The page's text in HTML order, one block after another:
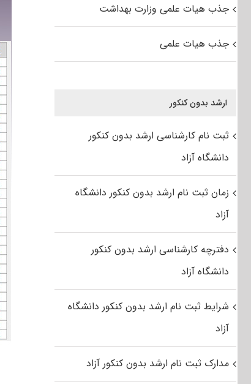
جذب هیات علمی وزارت بهداشت
جذب هیات علمی
ارشد بدون کنکور
ثبت نام کارشناسی ارشد بدون کنکور
دانشگاه آزاد
زمان ثبت نام ارشد بدون کنکور دانشگاه
آزاد
دفترچه کارشناسی ارشد بدون کنکور
دانشگاه آزاد
شرایط ثبت نام ارشد بدون کنکور دانشگاه
آزاد
مدارک ثبت نام ارشد بدون کنکور آزاد